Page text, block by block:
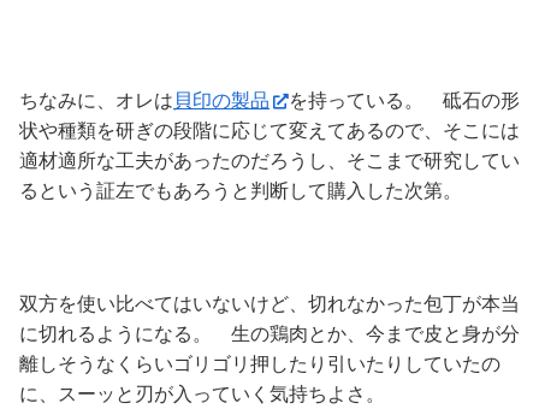
ちなみに、オレは貝印の製品
を持っている。 砥石の形
状や種類を研ぎの段階に応じて変えてあるので、そこには
適材適所な工夫があったのだろうし、そこまで研究してい
るという証左でもあろうと判断して購入した次第。
双方を使い比べてはいないけど、切れなかった包丁が本当
に切れるようになる。 生の鶏肉とか、今まで皮と身が分
離しそうなくらいゴリゴリ押したり引いたりしていたの
に、スーッと刃が入っていく気持ちよさ。